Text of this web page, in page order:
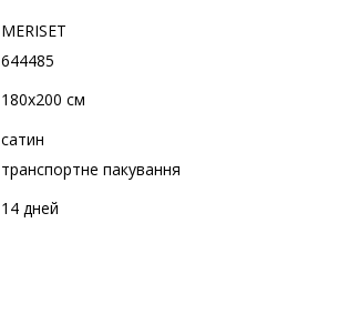
MERISET
644485
180х200 см
сатин
транспортне пакування
14 дней